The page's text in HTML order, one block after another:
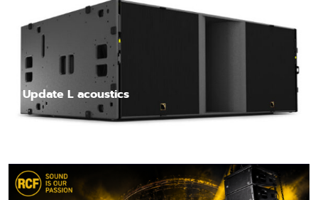
Update L acoustics